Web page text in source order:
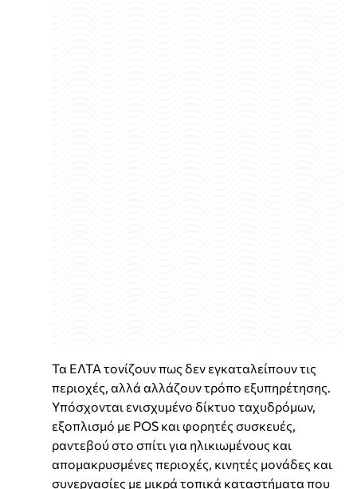
Τα ΕΛΤΑ τονίζουν πως δεν εγκαταλείπουν τις
περιοχές, αλλά αλλάζουν τρόπο εξυπηρέτησης.
Υπόσχονται ενισχυμένο δίκτυο ταχυδρόμων,
εξοπλισμό με POS και φορητές συσκευές,
ραντεβού στο σπίτι για ηλικιωμένους και
απομακρυσμένες περιοχές, κινητές μονάδες και
συνεργασίες με μικρά τοπικά καταστήματα που